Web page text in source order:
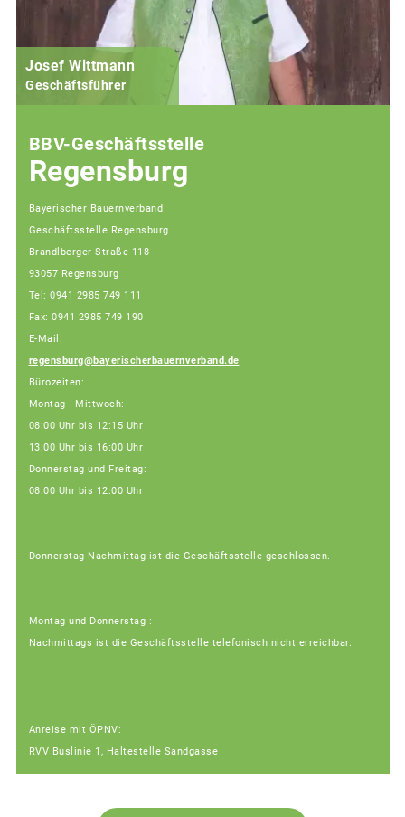
Josef Wittmann
Geschäftsführer
BBV-Geschäftsstelle
Regensburg
Bayerischer Bauernverband
Geschäftsstelle Regensburg
Brandlberger Straße 118
93057 Regensburg
Tel: 0941 2985 749 111
Fax: 0941 2985 749 190
E-Mail:
regensburg@bayerischerbauernverband.de
Bürozeiten:
Montag - Mittwoch:
08:00 Uhr bis 12:15 Uhr
13:00 Uhr bis 16:00 Uhr
Donnerstag und Freitag:
08:00 Uhr bis 12:00 Uhr
Donnerstag Nachmittag ist die Geschäftsstelle geschlossen.
Montag und Donnerstag :
Nachmittags ist die Geschäftsstelle telefonisch nicht erreichbar.
Anreise mit ÖPNV:
RVV Buslinie 1, Haltestelle Sandgasse